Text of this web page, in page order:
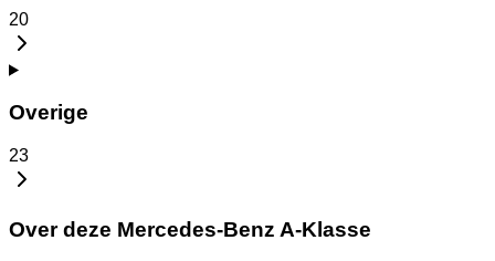
20
Overige
23
Over deze Mercedes-Benz A-Klasse